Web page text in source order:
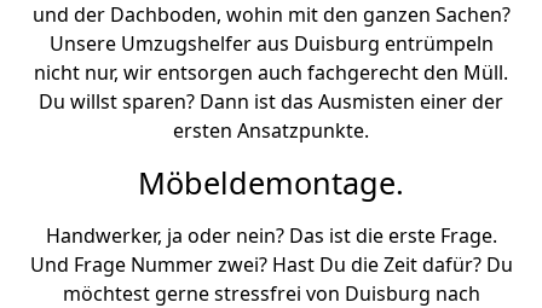
und der Dachboden, wohin mit den ganzen Sachen?
Unsere Umzugshelfer aus Duisburg entrümpeln
nicht nur, wir entsorgen auch fachgerecht den Müll.
Du willst sparen? Dann ist das Ausmisten einer der
ersten Ansatzpunkte.
Möbeldemontage.
Handwerker, ja oder nein? Das ist die erste Frage.
Und Frage Nummer zwei? Hast Du die Zeit dafür? Du
möchtest gerne stressfrei von Duisburg nach